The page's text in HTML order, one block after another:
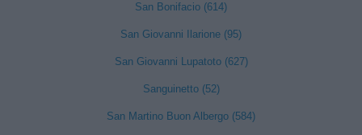
San Bonifacio (614)
San Giovanni Ilarione (95)
San Giovanni Lupatoto (627)
Sanguinetto (52)
San Martino Buon Albergo (584)